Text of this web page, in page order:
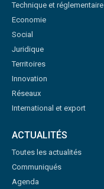
Technique et réglementaire
Economie
Social
Juridique
Territoires
Innovation
Réseaux
International et export
ACTUALITÉS
Toutes les actualités
Communiqués
Agenda